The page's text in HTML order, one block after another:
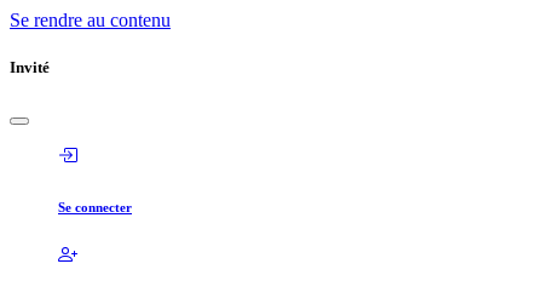
Se rendre au contenu
Invité
Se connecter